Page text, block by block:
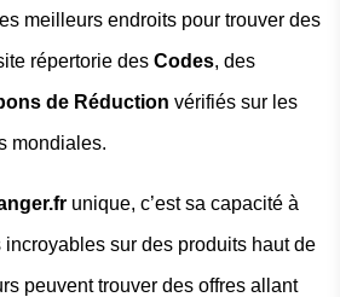
meilleurs endroits pour trouver des
répertorie des Codes, des
de Réduction vérifiés sur les
mondiales.
unique, c’est sa capacité à
sur des produits haut de
peuvent trouver des offres allant